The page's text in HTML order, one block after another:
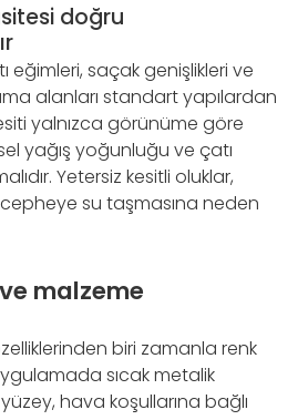
doğru
eğimleri, saçak genişlikleri ve
alanları standart yapılardan
yalnızca görünüme göre
yağış yoğunluğu ve çatı
Yetersiz kesitli oluklar,
su taşmasına neden
malzeme
biri zamanla renk
sıcak metalik
hava koşullarına bağlı